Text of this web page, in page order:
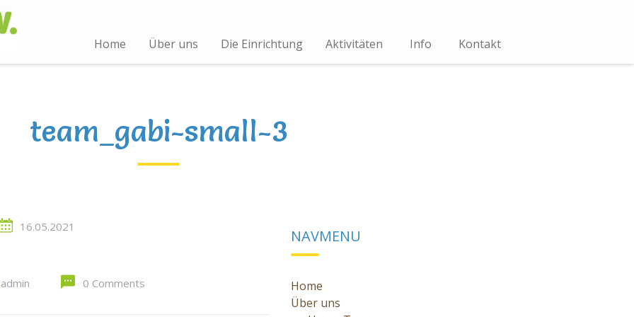
Home Über uns Die Einrichtung Aktivitäten Info Kontakt
team_gabi-small-3
16.05.2021
admin 0 Comments
NAVMENU
Home
Über uns